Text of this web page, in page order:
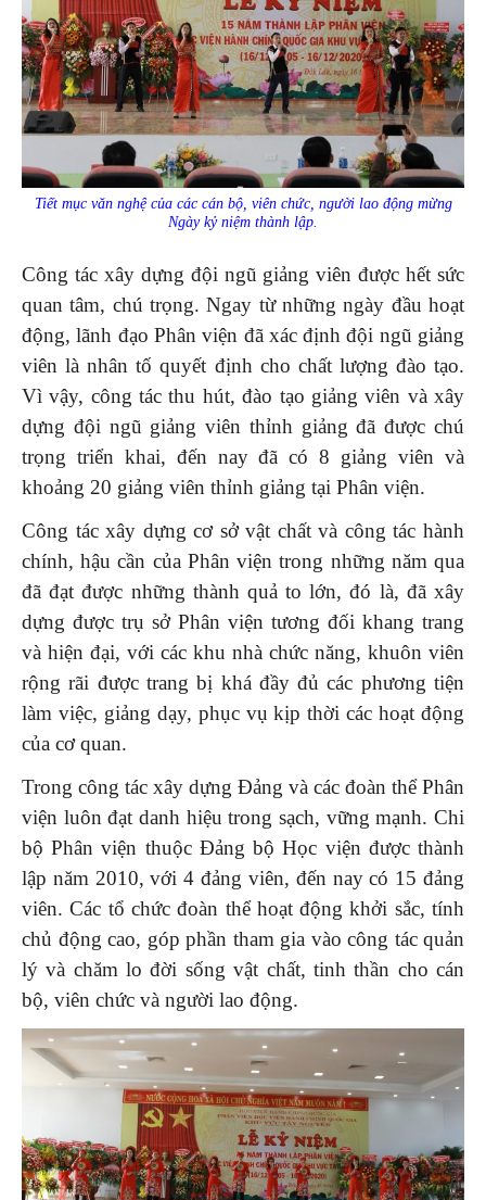
Tiết mục văn nghệ của các cán bộ, viên chức, người lao động mừng
Ngày kỷ niệm thành lập.
Công tác xây dựng đội ngũ giảng viên được hết sức
quan tâm, chú trọng. Ngay từ những ngày đầu hoạt
động, lãnh đạo Phân viện đã xác định đội ngũ giảng
viên là nhân tố quyết định cho chất lượng đào tạo.
Vì vậy, công tác thu hút, đào tạo giảng viên và xây
dựng đội ngũ giảng viên thỉnh giảng đã được chú
trọng triển khai, đến nay đã có 8 giảng viên và
khoảng 20 giảng viên thỉnh giảng tại Phân viện.
Công tác xây dựng cơ sở vật chất và công tác hành
chính, hậu cần của Phân viện trong những năm qua
đã đạt được những thành quả to lớn, đó là, đã xây
dựng được trụ sở Phân viện tương đối khang trang
và hiện đại, với các khu nhà chức năng, khuôn viên
rộng rãi được trang bị khá đầy đủ các phương tiện
làm việc, giảng dạy, phục vụ kịp thời các hoạt động
của cơ quan.
Trong công tác xây dựng Đảng và các đoàn thể Phân
viện luôn đạt danh hiệu trong sạch, vững mạnh. Chi
bộ Phân viện thuộc Đảng bộ Học viện được thành
lập năm 2010, với 4 đảng viên, đến nay có 15 đảng
viên. Các tổ chức đoàn thể hoạt động khởi sắc, tính
chủ động cao, góp phần tham gia vào công tác quản
lý và chăm lo đời sống vật chất, tinh thần cho cán
bộ, viên chức và người lao động.